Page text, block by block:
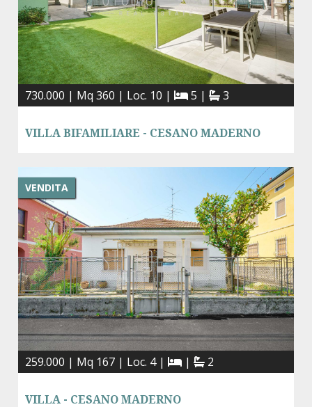
730.000 | Mq 360 | Loc. 10 | 5 | 3
VILLA BIFAMILIARE - CESANO MADERNO
VENDITA
259.000 | Mq 167 | Loc. 4 | | 2
VILLA - CESANO MADERNO